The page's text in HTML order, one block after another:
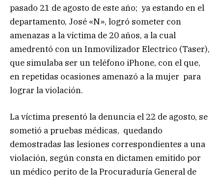
pasado 21 de agosto de este año; ya estando en el
departamento, José «N», logró someter con
amenazas a la víctima de 20 años, a la cual
amedrentó con un Inmovilizador Electrico (Taser),
que simulaba ser un teléfono iPhone, con el que,
en repetidas ocasiones amenazó a la mujer para
lograr la violación.
La víctima presentó la denuncia el 22 de agosto, se
sometió a pruebas médicas, quedando
demostradas las lesiones correspondientes a una
violación, según consta en dictamen emitido por
un médico perito de la Procuraduría General de